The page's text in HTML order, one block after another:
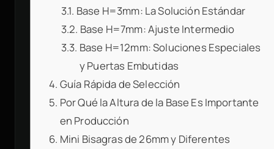
Base H=3mm: La Solución Estándar
Base H=7mm: Ajuste Intermedio
Base H=12mm: Soluciones Especiales
y Puertas Embutidas
Guía Rápida de Selección
Por Qué la Altura de la Base Es Importante
en Producción
Mini Bisagras de 26mm y Diferentes